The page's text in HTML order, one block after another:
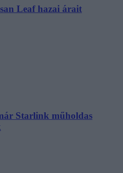
Leaf hazai árait
Starlink műholdas